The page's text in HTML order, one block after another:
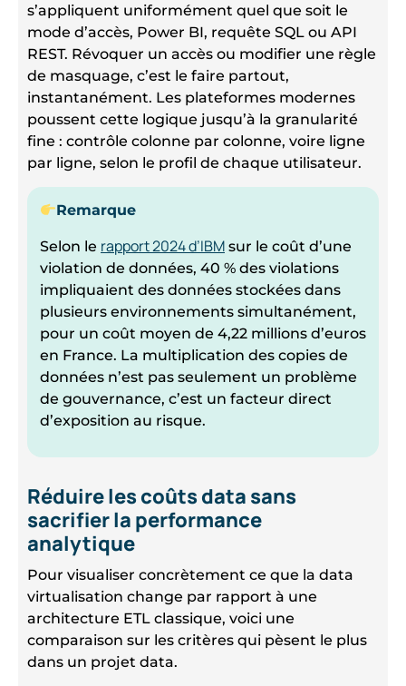
s’appliquent uniformément quel que soit le
mode d’accès, Power BI, requête SQL ou API
REST. Révoquer un accès ou modifier une règle
de masquage, c’est le faire partout,
instantanément. Les plateformes modernes
poussent cette logique jusqu’à la granularité
fine : contrôle colonne par colonne, voire ligne
par ligne, selon le profil de chaque utilisateur.
Remarque
Selon le rapport 2024 d’IBM sur le coût d’une
violation de données, 40 % des violations
impliquaient des données stockées dans
plusieurs environnements simultanément,
pour un coût moyen de 4,22 millions d’euros
en France. La multiplication des copies de
données n’est pas seulement un problème
de gouvernance, c’est un facteur direct
d’exposition au risque.
Réduire les coûts data sans
sacrifier la performance
analytique
Pour visualiser concrètement ce que la data
virtualisation change par rapport à une
architecture ETL classique, voici une
comparaison sur les critères qui pèsent le plus
dans un projet data.